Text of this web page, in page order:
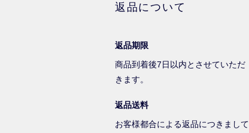
返品について
返品期限
商品到着後7日以内とさせていただ
きます。
返品送料
お客様都合による返品につきまして